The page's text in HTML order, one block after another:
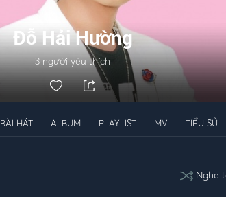
Đỗ Hải Hường
3người yêu thích
BÀI HÁT ALBUM PLAYLIST MV TIỂU SỬ
Nghe